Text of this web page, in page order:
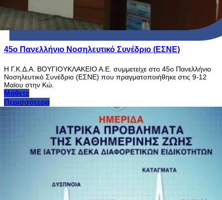
45ο Πανελλήνιο Νοσηλευτικό Συνέδριο (ΕΣΝΕ)
Η Γ.Κ.Δ.Α. ΒΟΥΓΙΟΥΚΛΑΚΕΙΟ Α.Ε. συμμετείχε στο 45ο Πανελλήνιο
Νοσηλευτικό Συνέδριο (ΕΣΝΕ) που πραγματοποιήθηκε στις 9-12
Μαϊου στην Κώ.
Μάθετε
Περισσότερα